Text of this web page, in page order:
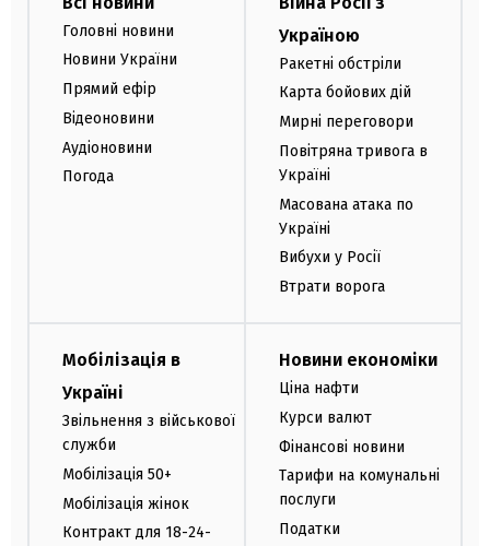
Головні новини
Новини України
Прямий ефір
Відеоновини
Аудіоновини
Погода
Україною
Ракетні обстріли
Карта бойових дій
Мирні переговори
Повітряна тривога в
Україні
Масована атака по
Україні
Вибухи у Росії
Втрати ворога
Мобілізація в
Україні
Звільнення з військової
служби
Мобілізація 50+
Мобілізація жінок
Контракт для 18-24-
Новини економіки
Ціна нафти
Курси валют
Фінансові новини
Тарифи на комунальні
послуги
Податки